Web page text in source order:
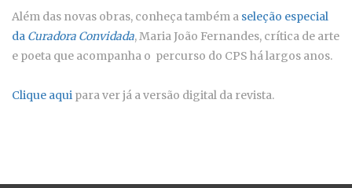
Além das novas obras, conheça também a seleção especial
da Curadora Convidada, Maria João Fernandes, crítica de arte
e poeta que acompanha o percurso do CPS há largos anos.
Clique aqui para ver já a versão digital da revista.